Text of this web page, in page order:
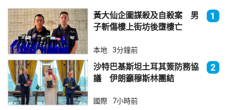
黃大仙企圖謀殺及自殺案 男
子斬傷樓上街坊後墮樓亡
1
本地 3分鐘前
沙特巴基斯坦土耳其簽防務協
議 伊朗籲穆斯林團結
2
國際 7小時前